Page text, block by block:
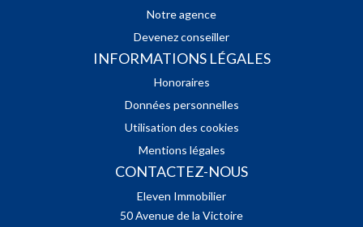
Notre agence
Devenez conseiller
INFORMATIONS LÉGALES
Honoraires
Données personnelles
Utilisation des cookies
Mentions légales
CONTACTEZ-NOUS
Eleven Immobilier
50 Avenue de la Victoire